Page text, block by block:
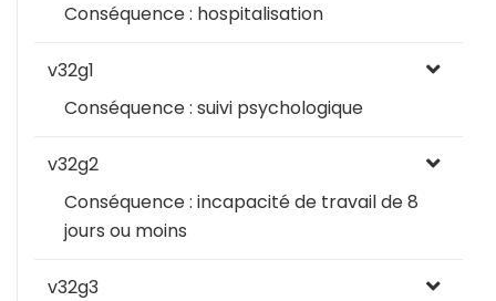
Conséquence : hospitalisation
v32g1
Conséquence : suivi psychologique
v32g2
Conséquence : incapacité de travail de 8
jours ou moins
v32g3